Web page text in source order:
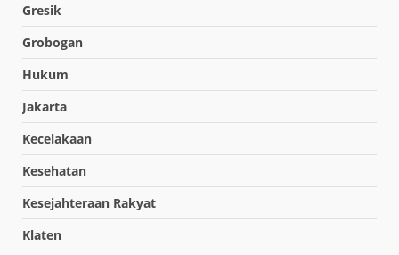
Gresik
Grobogan
Hukum
Jakarta
Kecelakaan
Kesehatan
Kesejahteraan Rakyat
Klaten